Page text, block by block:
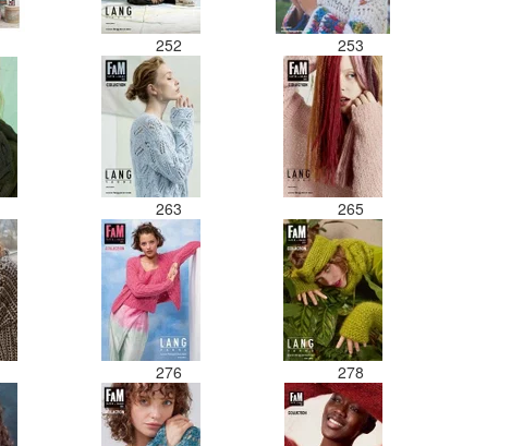
252 253
263 265
276 278